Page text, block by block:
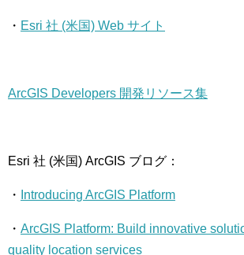
・ Esri 社 (米国) Web サイト
ArcGIS Developers 開発リソース集
Esri 社 (米国) ArcGIS ブログ：
・ Introducing ArcGIS Platform
・ ArcGIS Platform: Build innovative
quality location services